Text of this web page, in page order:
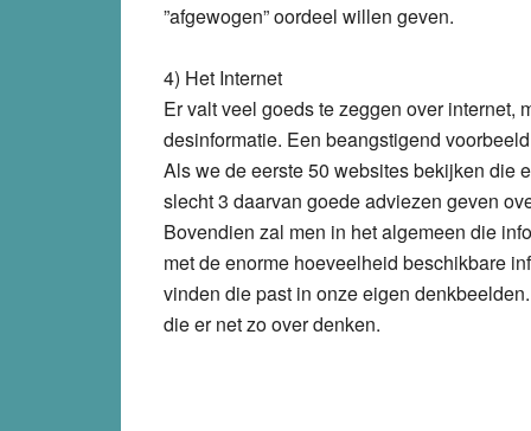
”afgewogen” oordeel willen geven.
4) Het Internet
Er valt veel goeds te zeggen over internet,
desinformatie. Een beangstigend
Als we de eerste 50 websites bekijken die
slecht 3 daarvan goede adviezen geven
Bovendien zal men in het algemeen die
met de enorme hoeveelheid beschikbare
vinden die past in onze eigen
die er net zo over denken.